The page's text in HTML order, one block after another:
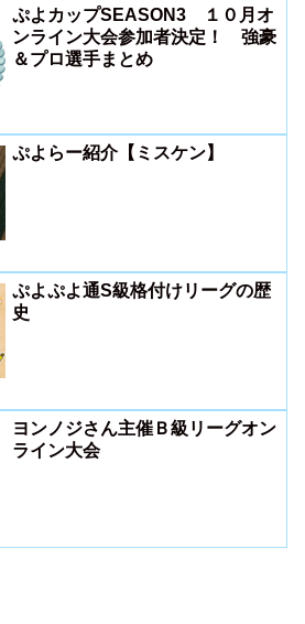
ぷよカップSEASON3 １０月オ
ンライン大会参加者決定！ 強豪
＆プロ選手まとめ
ぷよらー紹介【ミスケン】
ぷよぷよ通S級格付けリーグの歴
史
ヨンノジさん主催Ｂ級リーグオン
ライン大会